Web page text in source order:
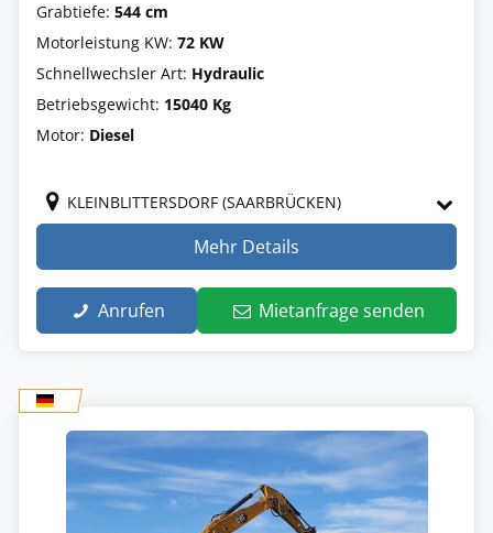
Grabtiefe: 544 cm
Motorleistung KW: 72 KW
Schnellwechsler Art: Hydraulic
Betriebsgewicht: 15040 Kg
Motor: Diesel
KLEINBLITTERSDORF (SAARBRÜCKEN)
Mehr Details
Anrufen Mietanfrage senden